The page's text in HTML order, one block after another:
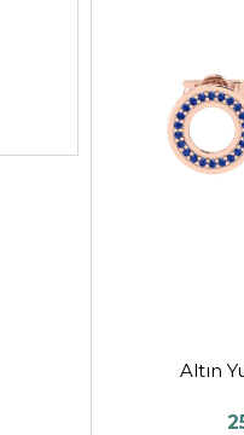
Altın